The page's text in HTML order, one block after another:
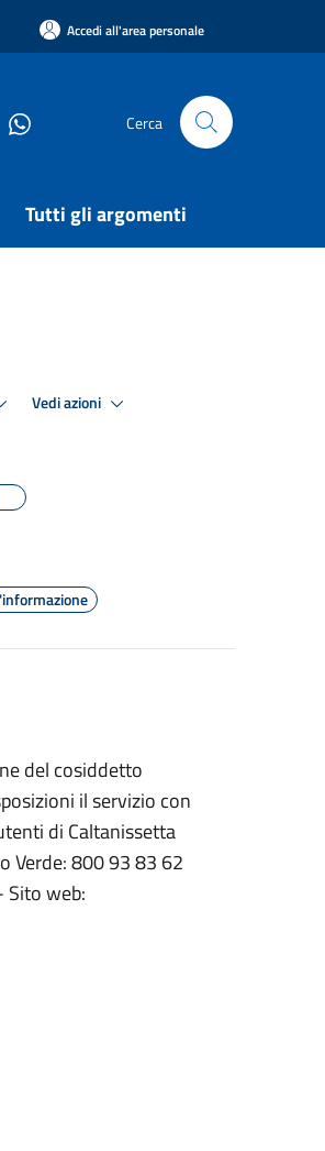
Accedi all'area personale
Cerca
Tutti gli argomenti
Vedi azioni
del cosiddetto
il servizio con
di Caltanissetta
Verde: 800 93 83 62
web: